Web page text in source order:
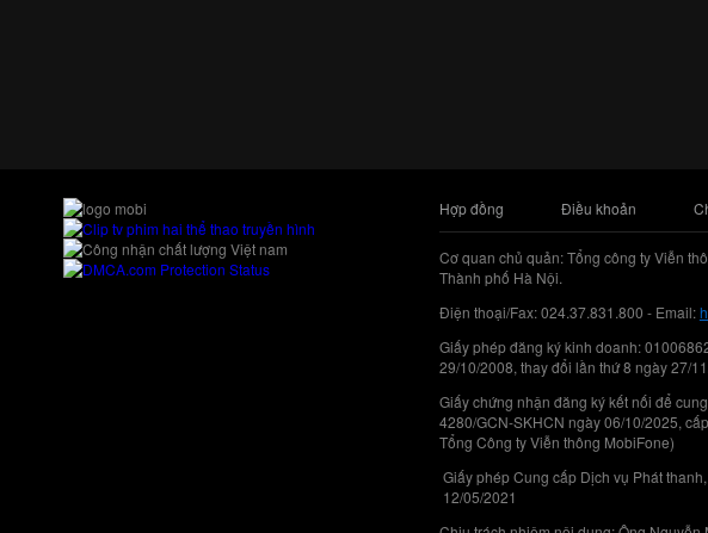
Hợp đồng Điều khoản
Cơ quan chủ quản: Tổng công ty Viễn
Thành phố Hà Nội.
Điện thoại/Fax: 024.37.831.800 - Email:
Giấy phép đăng ký kinh doanh:
29/10/2008, thay đổi lần thứ 8 ngày 27/
Giấy chứng nhận đăng ký kết nối để
4280/GCN-SKHCN ngày 06/10/2025,
Tổng Công ty Viễn thông MobiFone)
Giấy phép Cung cấp Dịch vụ Phát
12/05/2021